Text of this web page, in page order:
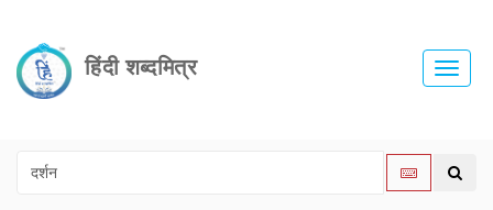
हिंदी शब्दमित्र